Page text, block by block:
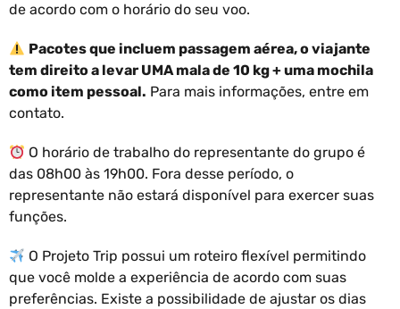
de acordo com o horário do seu voo.
Pacotes que incluem passagem aérea, o viajante
tem direito a levar UMA mala de 10 kg + uma mochila
como item pessoal. Para mais informações, entre em
contato.
O horário de trabalho do representante do grupo é
das 08h00 às 19h00. Fora desse período, o
representante não estará disponível para exercer suas
funções.
O Projeto Trip possui um roteiro flexível permitindo
que você molde a experiência de acordo com suas
preferências. Existe a possibilidade de ajustar os dias